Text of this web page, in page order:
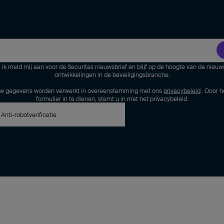
ik meld mij aan voor de Securitas nieuwsbrief en blijf op de hoogte van de
ontwikkelingen in de beveiligingsbranche.
gegevens worden verwerkt in overeenstemming met ons privacybeleid
. Door
formulier in te dienen, stemt u in met het privacybeleid.
Anti-robotverificatie